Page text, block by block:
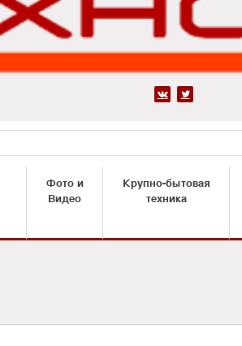
 
Фото и
Видео
Крупно-бытовая
техника